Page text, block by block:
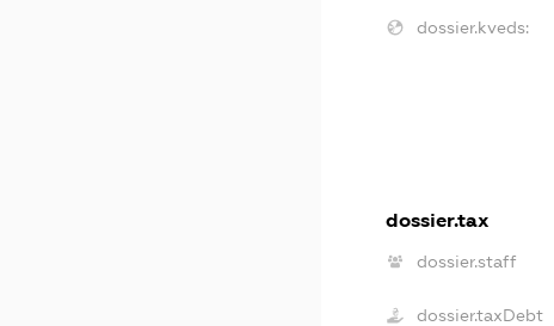
dossier.kveds:
dossier.tax
dossier.staff
dossier.taxDebt